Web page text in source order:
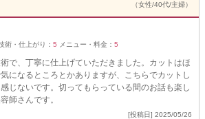
（女性/40代/主婦）
術・仕上がり： 5 メニュー・料金： 5
で、丁寧に仕上げていただきました。カットはほ
になるところとかありますが、こちらでカットし
じないです。切ってもらっている間のお話も楽し
師さんです。
[投稿日] 2025/05/26